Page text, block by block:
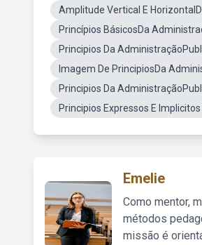
Amplitude Vertical E
Princípios BásicosDa
Principios Da
Imagem De PrincipiosDa
Principios Da
Principios Expressos E
Emelie
Como mentor,
métodos
missão é